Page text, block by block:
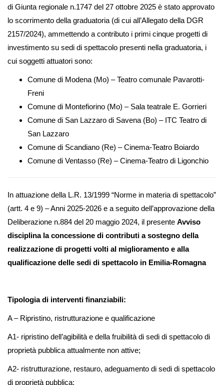
di Giunta regionale n.1747 del 27 ottobre 2025 è stato approvato
lo scorrimento della graduatoria (di cui all’Allegato della DGR
2157/2024), ammettendo a contributo i primi cinque progetti di
investimento su sedi di spettacolo presenti nella graduatoria, i
cui soggetti attuatori sono:
Comune di Modena (Mo) – Teatro comunale Pavarotti-
Freni
Comune di Montefiorino (Mo) – Sala teatrale E. Gorrieri
Comune di San Lazzaro di Savena (Bo) – ITC Teatro di
San Lazzaro
Comune di Scandiano (Re) – Cinema-Teatro Boiardo
Comune di Ventasso (Re) – Cinema-Teatro di Ligonchio
In attuazione della L.R. 13/1999 “Norme in materia di spettacolo”
(artt. 4 e 9) – Anni 2025-2026 e a seguito dell’approvazione della
Deliberazione n.884 del 20 maggio 2024, il presente Avviso
disciplina la concessione di contributi a sostegno della
realizzazione di progetti volti al miglioramento e alla
qualificazione delle sedi di spettacolo in Emilia-Romagna
Tipologia di interventi finanziabili:
A – Ripristino, ristrutturazione e qualificazione
A1- ripristino dell’agibilità e della fruibilità di sedi di spettacolo di
proprietà pubblica attualmente non attive;
A2- ristrutturazione, restauro, adeguamento di sedi di spettacolo
di proprietà pubblica;